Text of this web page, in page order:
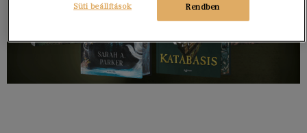
Rendben
Süti beállítások